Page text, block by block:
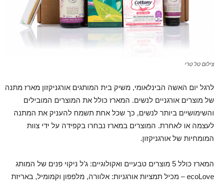
צילום טל טרי
לרגל יום האשה הבינלאומי, משיק בית המותגים אורגניקזון מארז מתנה
של מוצרים אורגניים לנשים. המארז כולל את המוצרים המובילים
והשימושיים ביותר לנשים, כך שכל אחת תשמח להעניק את המתנה
לעצמה או לאחרת. המוצרים במארז נבחרו בקפידה על ידי צוות
המומחיות של אורגניקזון.
המארז כולל 5 מוצרים טבעיים ואקולוגיים: ג’ל ניקוי פנים של המותג
ecoLove – מכיל תמציות אורגניות: אלוורה, מלפפון וקמומיל, באריזת